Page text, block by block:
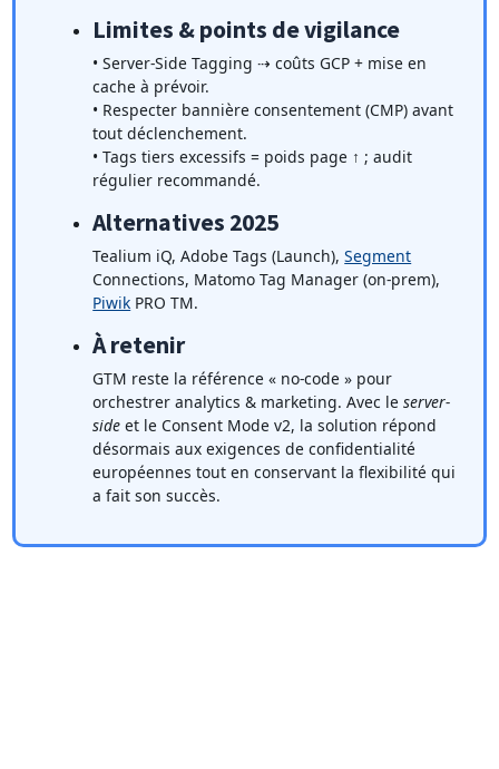
Limites & points de vigilance
• Server-Side Tagging ⇢ coûts GCP + mise en
cache à prévoir.
• Respecter bannière consentement (CMP) avant
tout déclenchement.
• Tags tiers excessifs = poids page ↑ ; audit
régulier recommandé.
Alternatives 2025
Tealium iQ, Adobe Tags (Launch),Segment
Connections, Matomo Tag Manager (on-prem),
Piwik PRO TM.
À retenir
GTM reste la référence « no-code » pour
orchestrer analytics & marketing. Avec leserver-
side et le Consent Mode v2, la solution répond
désormais aux exigences de confidentialité
européennes tout en conservant la flexibilité qui
a fait son succès.